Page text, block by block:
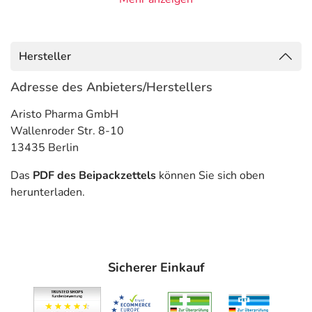
Anwendungsgebiete
- Hyperaldosteronismus (Überproduktion von Aldosteron
- Aszites (Bauchwassersucht)
Gegenanzeigen
Was spricht gegen eine Anwendung?
Immer:
- Überempfindlichkeit gegen die Inhaltsstoffe
- Erhöhte Kaliumwerte
- Natriummangel
Hersteller
Adresse des Anbieters/Herstellers
Aristo Pharma GmbH
Wallenroder Str. 8-10
13435 Berlin
Das PDF des Beipackzettels können Sie sich oben
herunterladen.
Sicherer Einkauf